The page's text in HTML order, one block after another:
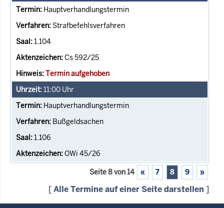
Hauptverhandlungstermin
Strafbefehlsverfahren
1.104
Cs 592/25
Termin aufgehoben
11:00 Uhr
Hauptverhandlungstermin
Bußgeldsachen
1.106
OWi 45/26
Seite 8 von 14 « 7 8 9 »
[Alle Termine auf einer Seite darstellen ]